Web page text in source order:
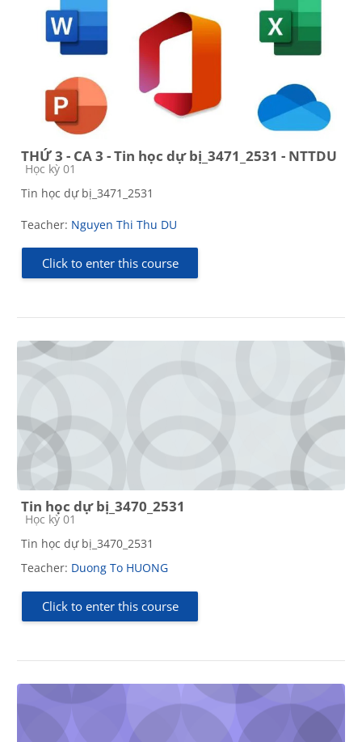
THỨ 3 - CA 3 - Tin học dự bị_3471_2531 - NTTDU
Course category
Học kỳ 01
Tin học dự bị_3471_2531
Teacher: Nguyen Thi Thu DU
Click to enter this course
Tin học dự bị_3470_2531
Course category
Học kỳ 01
Tin học dự bị_3470_2531
Teacher: Duong To HUONG
Click to enter this course